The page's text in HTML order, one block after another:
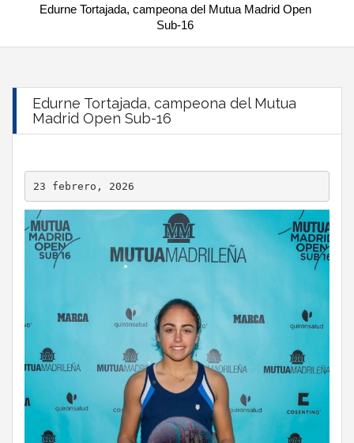
Edurne Tortajada, campeona del Mutua Madrid Open
Sub-16
Edurne Tortajada, campeona del Mutua
Madrid Open Sub-16
23 febrero, 2026